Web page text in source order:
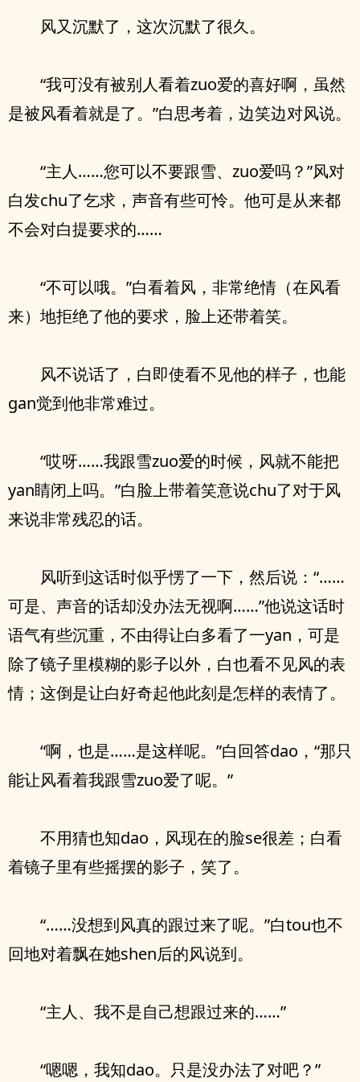
风又沉默了，这次沉默了很久。
“我可没有被别人看着zuo爱的喜好啊，虽然
是被风看着就是了。”白思考着，边笑边对风说。
“主人……您可以不要跟雪、zuo爱吗？”风对
白发chu了乞求，声音有些可怜。他可是从来都
不会对白提要求的……
“不可以哦。”白看着风，非常绝情（在风看
来）地拒绝了他的要求，脸上还带着笑。
风不说话了，白即使看不见他的样子，也能
gan觉到他非常难过。
“哎呀……我跟雪zuo爱的时候，风就不能把
yan睛闭上吗。”白脸上带着笑意说chu了对于风
来说非常残忍的话。
风听到这话时似乎愣了一下，然后说：“……
可是、声音的话却没办法无视啊……”他说这话时
语气有些沉重，不由得让白多看了一yan，可是
除了镜子里模糊的影子以外，白也看不见风的表
情；这倒是让白好奇起他此刻是怎样的表情了。
“啊，也是……是这样呢。”白回答dao，“那只
能让风看着我跟雪zuo爱了呢。”
不用猜也知dao，风现在的脸se很差；白看
着镜子里有些摇摆的影子，笑了。
“……没想到风真的跟过来了呢。”白tou也不
回地对着飘在她shen后的风说到。
“主人、我不是自己想跟过来的……”
“嗯嗯，我知dao。只是没办法了对吧？”